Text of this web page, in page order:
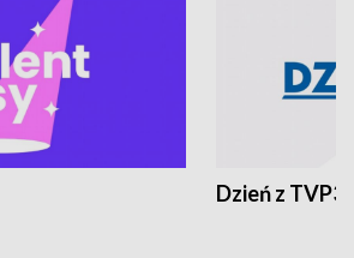
Dzień z TVP3